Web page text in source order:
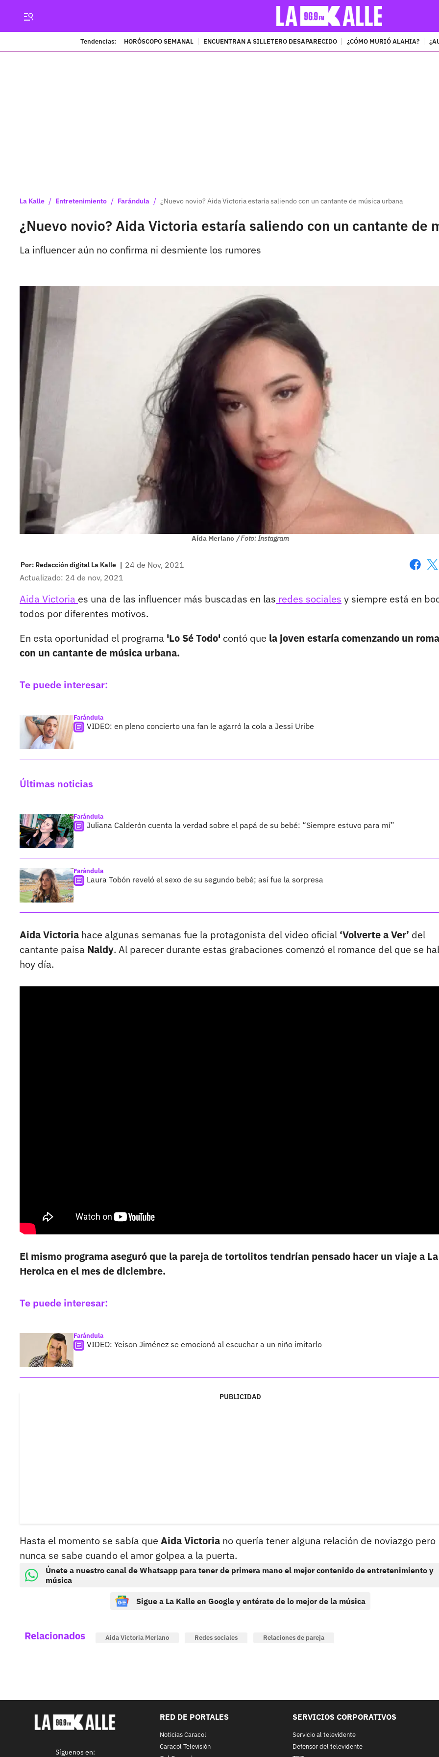
Tendencias: HORÓSCOPO SEMANAL ENCUENTRAN A SILLETERO DESAPARECIDO ¿CÓMO MURIÓ ALAHIA?
La Kalle / Entretenimiento / Farándula / ¿Nuevo novio? Aida Victoria estaría saliendo con un cantante de música urbana
¿Nuevo novio? Aida Victoria estaría saliendo con un cantante de
La influencer aún no confirma ni desmiente los rumores
Aída Merlano / Foto: Instagram
Por: Redacción digital La Kalle | 24 de Nov, 2021
Actualizado: 24 de nov, 2021
Aida Victoria es una de las influencer más buscadas en las redes sociales y siempre está en
todos por diferentes motivos.
En esta oportunidad el programa 'Lo Sé Todo' contó que la joven estaría comenzando un
con un cantante de música urbana.
Te puede interesar:
Farándula
VIDEO: en pleno concierto una fan le agarró la cola a Jessi Uribe
Últimas noticias
Farándula
Juliana Calderón cuenta la verdad sobre el papá de su bebé: “Siempre estuvo para mí”
Farándula
Laura Tobón reveló el sexo de su segundo bebé; así fue la sorpresa
Aida Victoria hace algunas semanas fue la protagonista del video oficial ‘Volverte a Ver’ del
cantante paisa Naldy. Al parecer durante estas grabaciones comenzó el romance del que se
hoy día.
El mismo programa aseguró que la pareja de tortolitos tendrían pensado hacer un viaje a La
Heroica en el mes de diciembre.
Te puede interesar:
Farándula
VIDEO: Yeison Jiménez se emocionó al escuchar a un niño imitarlo
PUBLICIDAD
Hasta el momento se sabía que Aida Victoria no quería tener alguna relación de noviazgo pero
nunca se sabe cuando el amor golpea a la puerta.
Únete a nuestro canal de Whatsapp para tener de primera mano el mejor contenido de entretenimiento y
música
Sigue a La Kalle en Google y entérate de lo mejor de la música
Relacionados Aida Victoria Merlano Redes sociales Relaciones de pareja
Síguenos en:
RED DE PORTALES
Noticias Caracol
Caracol Televisión
SERVICIOS CORPORATIVOS
Servicio al televidente
Defensor del televidente